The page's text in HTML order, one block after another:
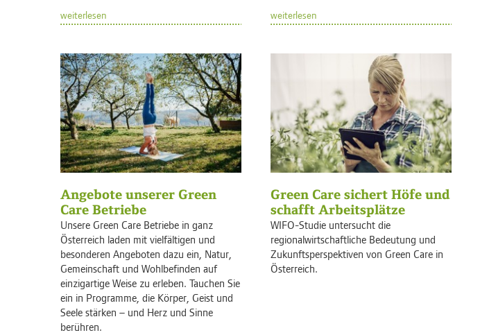
weiterlesen weiterlesen
Angebote unserer Green
Care Betriebe
Unsere Green Care Betriebe in ganz
Österreich laden mit vielfältigen und
besonderen Angeboten dazu ein, Natur,
Gemeinschaft und Wohlbefinden auf
einzigartige Weise zu erleben. Tauchen Sie
ein in Programme, die Körper, Geist und
Seele stärken – und Herz und Sinne
berühren.
Green Care sichert Höfe und
schafft Arbeitsplätze
WIFO-Studie untersucht die
regionalwirtschaftliche Bedeutung und
Zukunftsperspektiven von Green Care in
Österreich.